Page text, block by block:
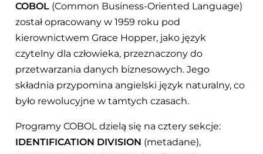
COBOL (Common Business-Oriented Language)
został opracowany w 1959 roku pod
kierownictwem Grace Hopper, jako język
czytelny dla człowieka, przeznaczony do
przetwarzania danych biznesowych. Jego
składnia przypomina angielski język naturalny, co
było rewolucyjne w tamtych czasach.
Programy COBOL dzielą się na cztery sekcje:
IDENTIFICATION DIVISION (metadane),